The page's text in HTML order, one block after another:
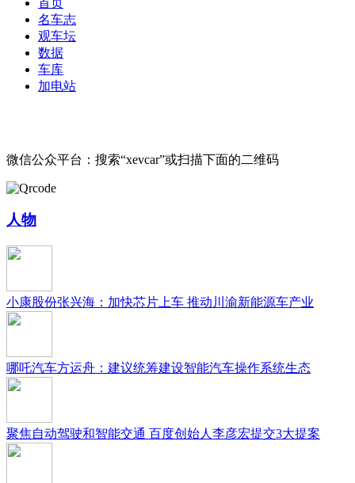
名车志
观车坛
数据
车库
加电站
微信公众平台：搜索“xevcar”或扫描下面的二维码
人物
小康股份张兴海：加快芯片上车 推动川渝新能源车产业
哪吒汽车方运舟：建议统筹建设智能汽车操作系统生态
聚焦自动驾驶和智能交通 百度创始人李彦宏提交3大提案